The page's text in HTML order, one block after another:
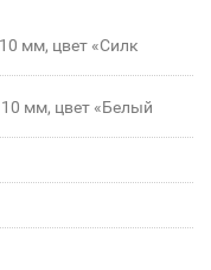
мм, цвет «Силк
мм, цвет «Белый